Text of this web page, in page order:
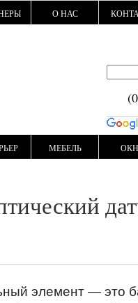
О НАС
МЕБЕЛЬ
элемент — это